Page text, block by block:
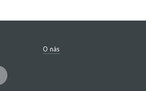
O nás